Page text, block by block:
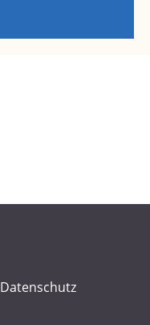
Datenschutz